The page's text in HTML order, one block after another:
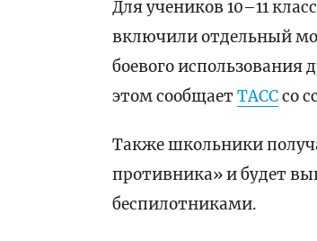
Для учеников 10–11
включили отдельный
боевого использования
этом сообщаетТАССсо
Также школьники
противника» и будет
беспилотниками.